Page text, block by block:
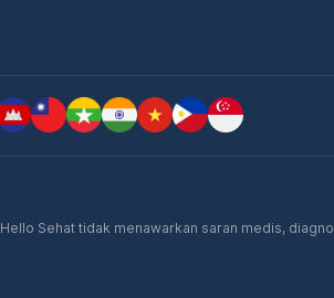
Sehat tidak menawarkan saran medis,